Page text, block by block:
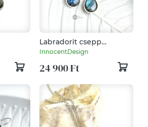
Labradorit csepp
fülbevaló
InnocentDesign
24 900 Ft